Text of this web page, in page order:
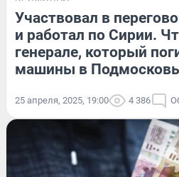
Участвовал в
и работал по Сирии.
генерале, который
машины в
25 апреля, 2025, 19:00 4 386